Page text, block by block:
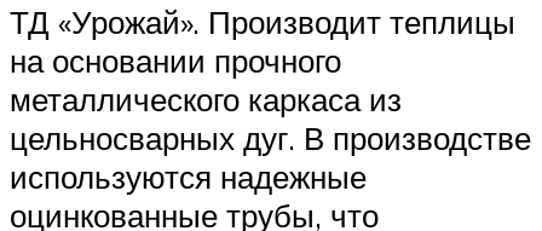
ТД «Урожай». Производит теплицы
на основании прочного
металлического каркаса из
цельносварных дуг. В производстве
используются надежные
оцинкованные трубы, что